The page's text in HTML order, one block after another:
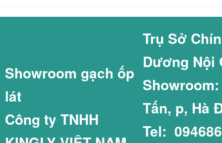
GẠCH COTTO
GẠCH LÁT SÂN
GẠCH THẺ
GẠCH THẺ
Showroom gạch ốp
lát
Công ty TNHH
Trụ Sở
Dương Nội
Tấn, p, Hà
Tel: